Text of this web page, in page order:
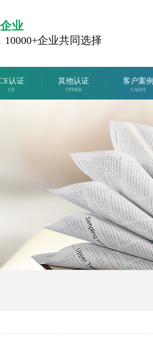
业
10000+企业共同选择
认证
CE
其他认证
OTHER
客户案例
CASES